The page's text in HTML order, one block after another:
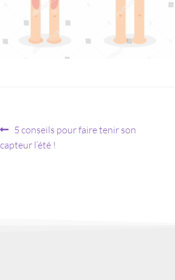
5 conseils pour faire tenir son
capteur l’été !